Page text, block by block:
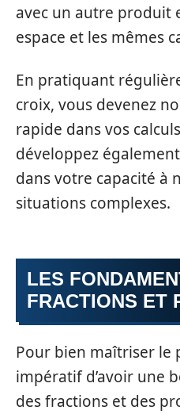
avec un autre produit
espace et les mêmes
En pratiquant
croix, vous devenez
rapide dans vos
développez
dans votre capacité à
situations complexes.
LES
FRACTIONS ET
Pour bien maîtriser le
impératif d’avoir une
des fractions et des